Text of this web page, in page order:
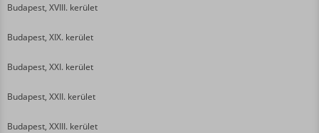
Budapest, XVIII. kerület
Budapest, XIX. kerület
Budapest, XXI. kerület
Budapest, XXII. kerület
Budapest, XXIII. kerület